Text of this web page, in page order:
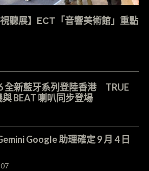
視聽展】ECT「音響美術館」重點
全新藍牙系列登陸香港 TRUE
BEAT 喇叭同步登場
Google 助理確定 9 月 4 日